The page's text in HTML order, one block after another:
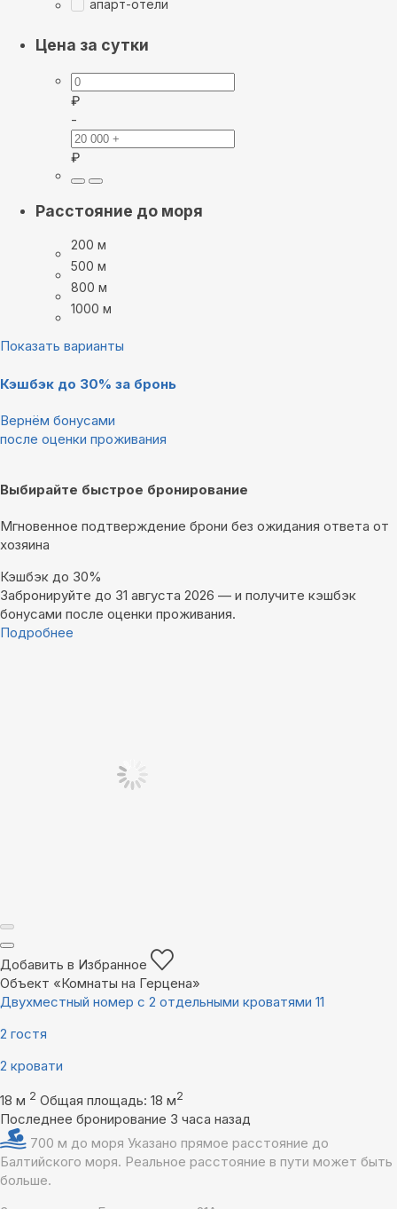
апарт-отели
Цена за сутки
₽
-
₽
Расстояние до моря
200 м
500 м
800 м
1000 м
Показать варианты
Кэшбэк до 30% за бронь
Вернём бонусами
после оценки проживания
Выбирайте быстрое бронирование
Мгновенное подтверждение брони без ожидания ответа от
хозяина
Кэшбэк до 30%
Забронируйте до 31 августа 2026 — и получите кэшбэк
бонусами после оценки проживания.
Подробнее
Добавить в Избранное
Объект «Комнаты на Герцена»
Двухместный номер с 2 отдельными кроватями 11
2 гостя
2 кровати
18 м 2 Общая площадь: 18 м2
Последнее бронирование 3 часа назад
700 м до моря Указано прямое расстояние до
Балтийского моря. Реальное расстояние в пути может быть
больше.